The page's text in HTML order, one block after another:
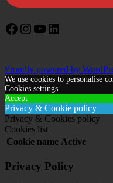
Facebook
Instagram
YouTube
LinkedIn
Proudly powered by
We use cookies to personalise
Cookies settings
Accept
Privacy & Cookie policy
Privacy & Cookies policy
Cookies list
Cookie name Active
Privacy Policy